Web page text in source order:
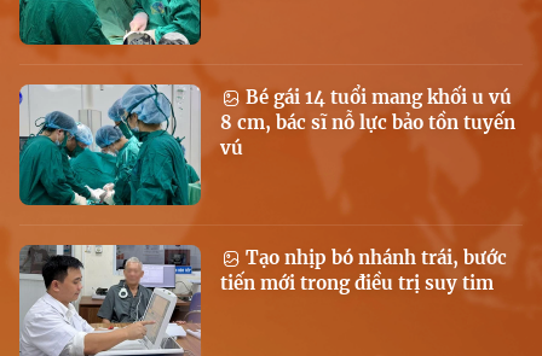
Bé gái 14 tuổi mang khối u vú
8 cm, bác sĩ nỗ lực bảo tồn tuyến
vú
Tạo nhịp bó nhánh trái, bước
tiến mới trong điều trị suy tim